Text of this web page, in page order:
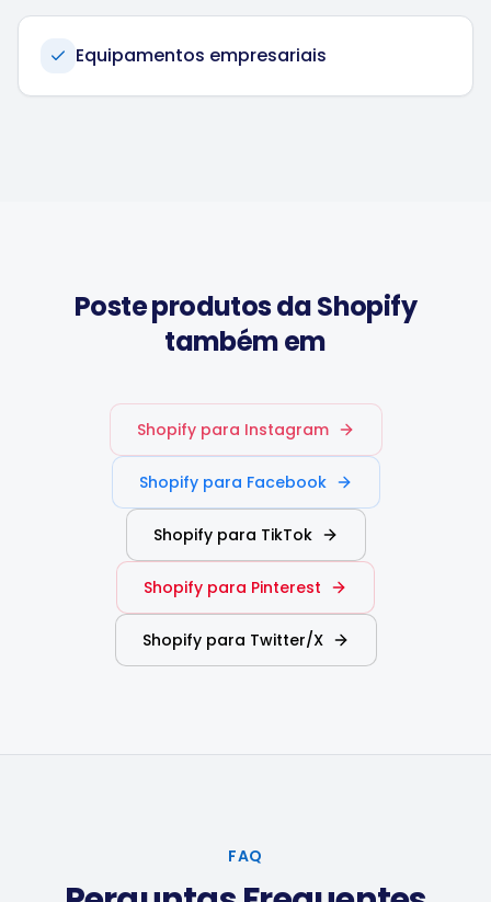
Equipamentos empresariais
Poste produtos da Shopify
também em
Shopify para Instagram
Shopify para Facebook
Shopify para TikTok
Shopify para Pinterest
Shopify para Twitter/X
FAQ